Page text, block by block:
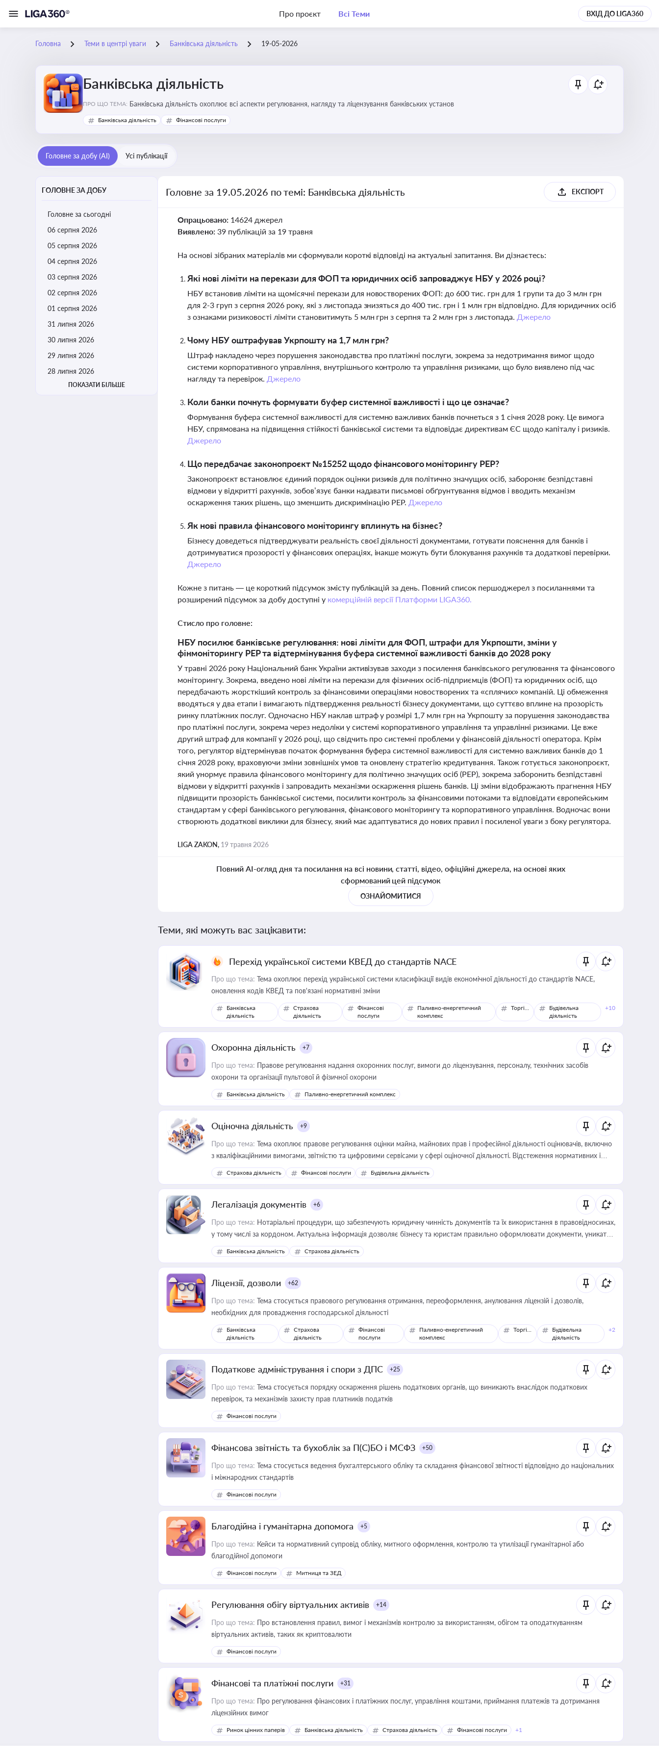
Про проєкт Всі Теми ВХІД ДО LIGA360
Головна Теми в центрі уваги Банківська діяльність 19-05-2026
Банківська діяльність
ПРО ЩО ТЕМА: Банківська діяльність охоплює всі аспекти регулювання, нагляду та ліцензування банківських установ
Банківська діяльність Фінансові послуги
Головне за добу (AI) Усі публікації
ГОЛОВНЕ ЗА ДОБУ
Головне за сьогодні
06 серпня 2026
05 серпня 2026
04 серпня 2026
03 серпня 2026
02 серпня 2026
01 серпня 2026
31 липня 2026
30 липня 2026
29 липня 2026
28 липня 2026
ПОКАЗАТИ БІЛЬШЕ
Головне за 19.05.2026 по темі: Банківська діяльність ЕКСПОРТ
Опрацьовано: 14624 джерел
Виявлено: 39 публікацій за 19 травня
На основі зібраних матеріалів ми сформували короткі відповіді на актуальні запитання. Ви дізнаєтесь:
Які нові ліміти на перекази для ФОП та юридичних осіб запроваджує НБУ у 2026 році?
НБУ встановив ліміти на щомісячні перекази для новостворених ФОП: до 600 тис. грн для 1 групи та до 3 млн грн
для 2-3 груп з серпня 2026 року, які з листопада знизяться до 400 тис. грн і 1 млн грн відповідно. Для юридичних осіб
з ознаками ризиковості ліміти становитимуть 5 млн грн з серпня та 2 млн грн з листопада. Джерело
Чому НБУ оштрафував Укрпошту на 1,7 млн грн?
Штраф накладено через порушення законодавства про платіжні послуги, зокрема за недотримання вимог щодо
системи корпоративного управління, внутрішнього контролю та управління ризиками, що було виявлено під час
нагляду та перевірок. Джерело
Коли банки почнуть формувати буфер системної важливості і що це означає?
Формування буфера системної важливості для системно важливих банків почнеться з 1 січня 2028 року. Це вимога
НБУ, спрямована на підвищення стійкості банківської системи та відповідає директивам ЄС щодо капіталу і ризиків.
Джерело
Що передбачає законопроєкт №15252 щодо фінансового моніторингу PEP?
Законопроєкт встановлює єдиний порядок оцінки ризиків для політично значущих осіб, забороняє безпідставні
відмови у відкритті рахунків, зобов’язує банки надавати письмові обґрунтування відмов і вводить механізм
оскарження таких рішень, що зменшить дискримінацію PEP. Джерело
Як нові правила фінансового моніторингу вплинуть на бізнес?
Бізнесу доведеться підтверджувати реальність своєї діяльності документами, готувати пояснення для банків і
дотримуватися прозорості у фінансових операціях, інакше можуть бути блокування рахунків та додаткові перевірки.
Джерело
Кожне з питань — це короткий підсумок змісту публікацій за день. Повний список першоджерел з посиланнями та
розширений підсумок за добу доступні у комерційній версії Платформи LIGA360.
Стисло про головне:
НБУ посилює банківське регулювання: нові ліміти для ФОП, штрафи для Укрпошти, зміни у
фінмоніторингу PEP та відтермінування буфера системної важливості банків до 2028 року
У травні 2026 року Національний банк України активізував заходи з посилення банківського регулювання та фінансового
моніторингу. Зокрема, введено нові ліміти на перекази для фізичних осіб-підприємців (ФОП) та юридичних осіб, що
передбачають жорсткіший контроль за фінансовими операціями новостворених та «сплячих» компаній. Ці обмеження
вводяться у два етапи і вимагають підтвердження реальності бізнесу документами, що суттєво вплине на прозорість
ринку платіжних послуг. Одночасно НБУ наклав штраф у розмірі 1,7 млн грн на Укрпошту за порушення законодавства
про платіжні послуги, зокрема через недоліки у системі корпоративного управління та управлінні ризиками. Це вже
другий штраф для компанії у 2026 році, що свідчить про системні проблеми у фінансовій діяльності оператора. Крім
того, регулятор відтермінував початок формування буфера системної важливості для системно важливих банків до 1
січня 2028 року, враховуючи зміни зовнішніх умов та оновлену стратегію кредитування. Також готується законопроєкт,
який унормує правила фінансового моніторингу для політично значущих осіб (PEP), зокрема заборонить безпідставні
відмови у відкритті рахунків і запровадить механізми оскарження рішень банків. Ці зміни відображають прагнення НБУ
підвищити прозорість банківської системи, посилити контроль за фінансовими потоками та відповідати європейським
стандартам у сфері банківського регулювання, фінансового моніторингу та корпоративного управління. Водночас вони
створюють додаткові виклики для бізнесу, який має адаптуватися до нових правил і посиленої уваги з боку регулятора.
LIGA ZAKON, 19 травня 2026
Повний AI-огляд дня та посилання на всі новини, статті, відео, офіційні джерела, на основі яких
сформований цей підсумок
ОЗНАЙОМИТИСЯ
Теми, які можуть вас зацікавити:
Перехід української системи КВЕД до стандартів NACE
Про що тема: Тема охоплює перехід української системи класифікації видів економічної діяльності до стандартів NACE,
оновлення кодів КВЕД та пов'язані нормативні зміни
Банківська
діяльність
Страхова
діяльність
Фінансові
послуги
Паливно-енергетичний
комплекс
Торгівля
Будівельна
діяльність
+10
Охоронна діяльність +7
Про що тема: Правове регулювання надання охоронних послуг, вимоги до ліцензування, персоналу, технічних засобів
охорони та організації пультової й фізичної охорони
Банківська діяльність Паливно-енергетичний комплекс
Оціночна діяльність +9
Про що тема: Тема охоплює правове регулювання оцінки майна, майнових прав і професійної діяльності оцінювачів, включно
з кваліфікаційними вимогами, звітністю та цифровими сервісами у сфері оціночної діяльності. Відстеження нормативних і
медійних змін у цій сфері корисне для власника бізнесу, керівника, юриста або бухгалтера під час оподаткування,
приватизації, оренди державного майна, корпоративних угод і перевірки статусу суб'єктів оціночної діяльності
Страхова діяльність Фінансові послуги Будівельна діяльність
Легалізація документів +6
Про що тема: Нотаріальні процедури, що забезпечують юридичну чинність документів та їх використання в правовідносинах,
у тому числі за кордоном. Актуальна інформація дозволяє бізнесу та юристам правильно оформлювати документи, уникати
ризиків недійсності та забезпечувати їх належне прийняття органами влади та контрагентами
Банківська діяльність Страхова діяльність
Ліцензії, дозволи +62
Про що тема: Тема стосується правового регулювання отримання, переоформлення, анулювання ліцензій і дозволів,
необхідних для провадження господарської діяльності
Банківська
діяльність
Страхова
діяльність
Фінансові
послуги
Паливно-енергетичний
комплекс
Торгівля
Будівельна
діяльність
+2
Податкове адміністрування і спори з ДПС +25
Про що тема: Тема стосується порядку оскарження рішень податкових органів, що виникають внаслідок податкових
перевірок, та механізмів захисту прав платників податків
Фінансові послуги
Фінансова звітність та бухоблік за П(С)БО і МСФЗ +50
Про що тема: Тема стосується ведення бухгалтерського обліку та складання фінансової звітності відповідно до національних
і міжнародних стандартів
Фінансові послуги
Благодійна і гуманітарна допомога +5
Про що тема: Кейси та нормативний супровід обліку, митного оформлення, контролю та утилізації гуманітарної або
благодійної допомоги
Фінансові послуги Митниця та ЗЕД
Регулювання обігу віртуальних активів +14
Про що тема: Про встановлення правил, вимог і механізмів контролю за використанням, обігом та оподаткуванням
віртуальних активів, таких як криптовалюти
Фінансові послуги
Фінансові та платіжні послуги +31
Про що тема: Про регулювання фінансових і платіжних послуг, управління коштами, приймання платежів та дотримання
ліцензійних вимог
Ринок цінних паперів Банківська діяльність Страхова діяльність Фінансові послуги +1